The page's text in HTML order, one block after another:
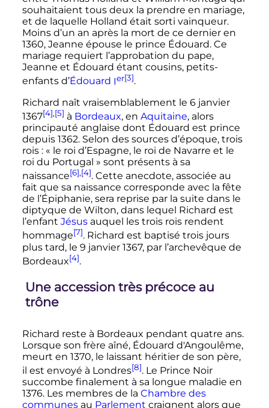
souhaitaient tous deux la prendre en mariage,
et de laquelle Holland était sorti vainqueur.
Moins d’un an après la mort de ce dernier en
1360, Jeanne épouse le prince Édouard. Ce
mariage requiert l’approbation du pape,
Jeanne et Édouard étant cousins, petits-
enfants d’Édouard Ier[3].
Richard naît vraisemblablement le 6 janvier
1367[4],[5] à Bordeaux, en Aquitaine, alors
principauté anglaise dont Édouard est prince
depuis 1362. Selon des sources d’époque, trois
rois : « le roi d’Espagne, le roi de Navarre et le
roi du Portugal » sont présents à sa
naissance[6],[4]. Cette anecdote, associée au
fait que sa naissance corresponde avec la fête
de l’Épiphanie, sera reprise par la suite dans le
diptyque de Wilton, dans lequel Richard est
l’enfant Jésusauquel les trois rois rendent
hommage[7]. Richard est baptisé trois jours
plus tard, le 9 janvier 1367, par l’archevêque de
Bordeaux[4].
Une accession très précoce au
trône
Richard reste à Bordeaux pendant quatre ans.
Lorsque son frère aîné, Édouard d'Angoulême,
meurt en 1370, le laissant héritier de son père,
il est envoyé à Londres[8]. Le Prince Noir
succombe finalement à sa longue maladie en
1376. Les membres de la Chambre des
communesau Parlement craignent alors que